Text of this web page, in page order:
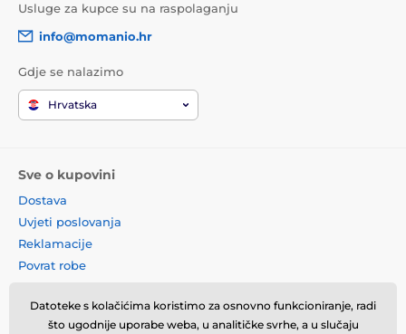
Usluge za kupce su na raspolaganju
info@momanio.hr
Gdje se nalazimo
Hrvatska
Sve o kupovini
Dostava
Uvjeti poslovanja
Reklamacije
Povrat robe
Načela o korištenju kolačića
Kontaktne informacije
Datoteke s kolačićima koristimo za osnovno funkcioniranje, radi
što ugodnije uporabe weba, u analitičke svrhe, a u slučaju